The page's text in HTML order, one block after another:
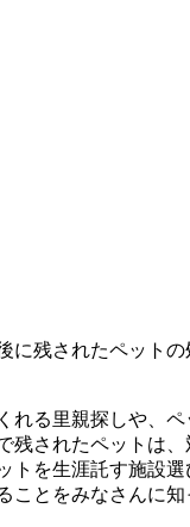
残されたペット
る里親探しや、
されたペットは
を生涯託す施設
とをみなさんに知